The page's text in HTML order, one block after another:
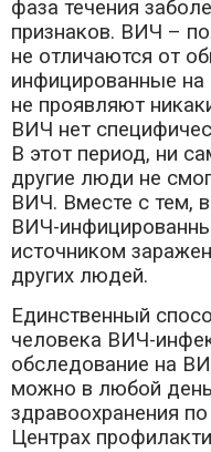
фаза течения
признаков. ВИЧ –
не отличаются от
инфицированные на
не проявляют
ВИЧ нет
В этот период, ни
другие люди не
ВИЧ. Вместе с тем,
ВИЧ-
источником
других людей.
Единственный
человека ВИЧ-
обследование на
можно в любой
здравоохранения
Центрах